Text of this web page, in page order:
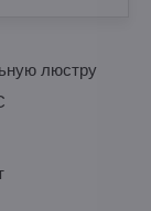
люстру